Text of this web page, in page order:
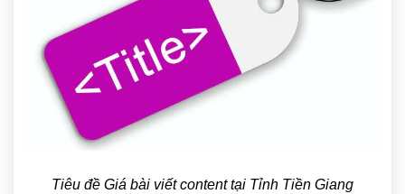
Tiêu đề Giá bài viết content tại Tỉnh Tiền Giang